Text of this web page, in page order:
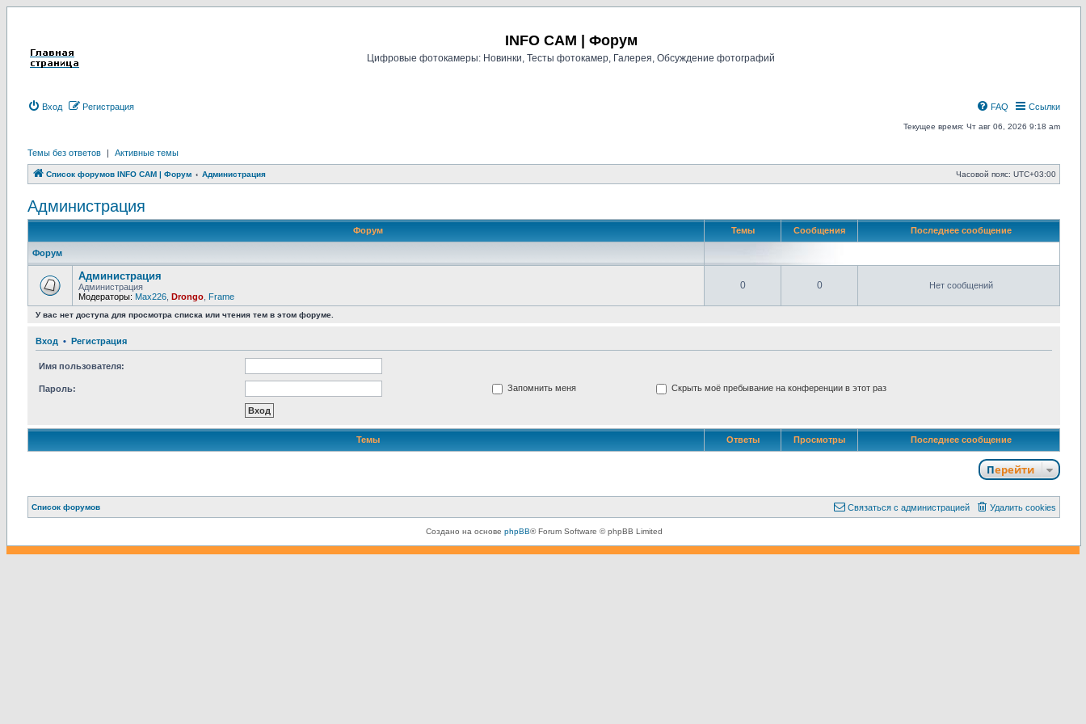
INFO CAM | Форум
Цифровые фотокамеры: Новинки, Тесты фотокамер, Галерея, Обсуждение фотографий
Вход Регистрация Ссылки
FAQ
Текущее время: Чт авг 06, 2026 9:18 am
Темы без ответов | Активные темы
Список форумов INFO CAM | Форум Администрация Часовой пояс: UTC+03:00
Администрация
Форум Темы Сообщения Последнее сообщение
Форум
Администрация
Администрация
Модераторы: Max226 Drongo Frame
0 0 Нет сообщений
У вас нет доступа для просмотра списка или чтения тем в этом форуме.
Вход • Регистрация
Имя пользователя:
Пароль: Запомнить меня Скрыть моё пребывание на конференции в этот раз
Темы Ответы Просмотры Последнее сообщение
Перейти
Список форумов Удалить cookies
Связаться с
Связаться с администрацией
Создано на основе phpBB® Forum Software © phpBB Limited